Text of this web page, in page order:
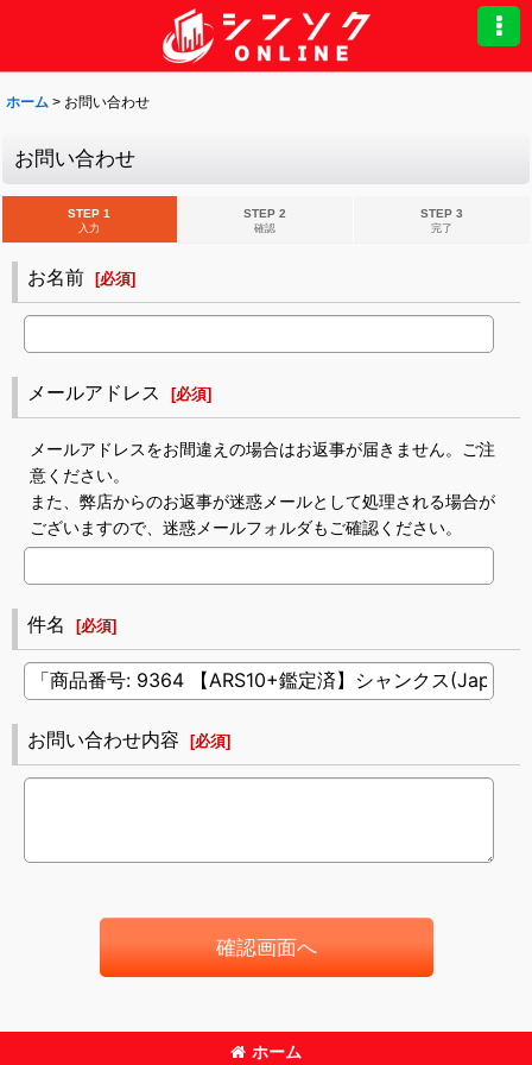
ホーム > お問い合わせ
お問い合わせ
STEP 1
入力
STEP 2
確認
STEP 3
完了
お名前 [必須]
メールアドレス [必須]
メールアドレスをお間違えの場合はお返事が届きません。ご注
意ください。
また、弊店からのお返事が迷惑メールとして処理される場合が
ございますので、迷惑メールフォルダもご確認ください。
件名 [必須]
お問い合わせ内容 [必須]
確認画面へ
ホーム